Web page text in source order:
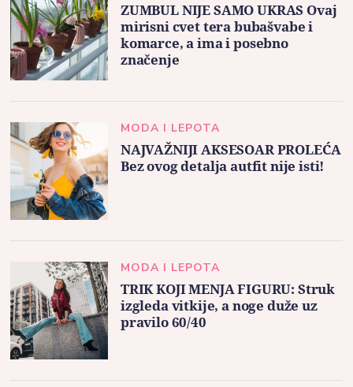
ZUMBUL NIJE SAMO UKRAS Ovaj
mirisni cvet tera bubašvabe i
komarce, a ima i posebno
značenje
MODA I LEPOTA
NAJVAŽNIJI AKSESOAR PROLEĆA
Bez ovog detalja autfit nije isti!
MODA I LEPOTA
TRIK KOJI MENJA FIGURU: Struk
izgleda vitkije, a noge duže uz
pravilo 60/40